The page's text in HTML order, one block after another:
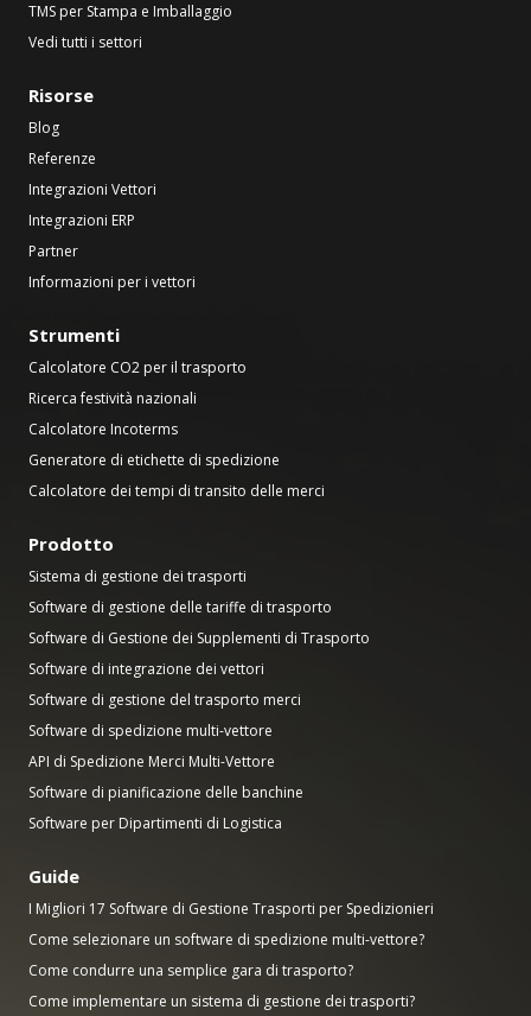
TMS per Stampa e Imballaggio
Vedi tutti i settori
Risorse
Blog
Referenze
Integrazioni Vettori
Integrazioni ERP
Partner
Informazioni per i vettori
Strumenti
Calcolatore CO2 per il trasporto
Ricerca festività nazionali
Calcolatore Incoterms
Generatore di etichette di spedizione
Calcolatore dei tempi di transito delle merci
Prodotto
Sistema di gestione dei trasporti
Software di gestione delle tariffe di trasporto
Software di Gestione dei Supplementi di Trasporto
Software di integrazione dei vettori
Software di gestione del trasporto merci
Software di spedizione multi-vettore
API di Spedizione Merci Multi-Vettore
Software di pianificazione delle banchine
Software per Dipartimenti di Logistica
Guide
I Migliori 17 Software di Gestione Trasporti per Spedizionieri
Come selezionare un software di spedizione multi-vettore?
Come condurre una semplice gara di trasporto?
Come implementare un sistema di gestione dei trasporti?